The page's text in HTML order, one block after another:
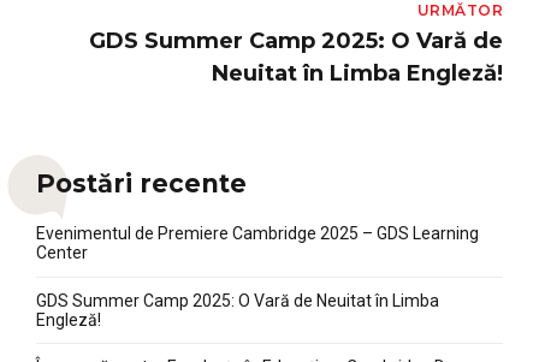
URMĂTOR
GDS Summer Camp 2025: O Vară de
Neuitat în Limba Engleză!
Postări recente
Evenimentul de Premiere Cambridge 2025 – GDS Learning
Center
GDS Summer Camp 2025: O Vară de Neuitat în Limba
Engleză!